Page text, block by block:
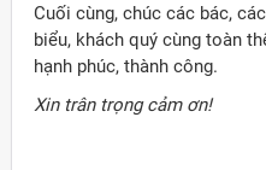
Cuối cùng, chúc các bác,
biểu, khách quý cùng toàn
hạnh phúc, thành công.
Xin trân trọng cảm ơn!